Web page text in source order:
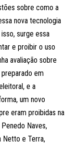
sobre como a
nova tecnologia
surge essa
e proibir o uso
avaliação sobre
em
e a
um novo
eram proibidas na
Naves,
Netto e Terra,